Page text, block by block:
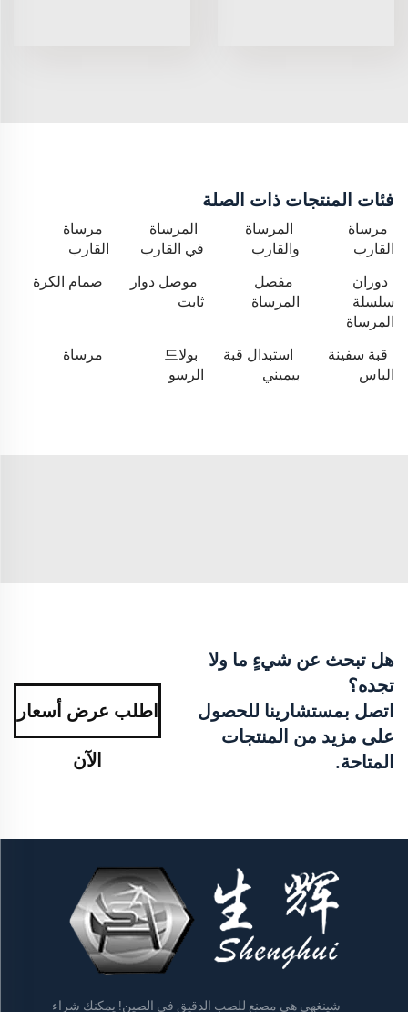
فئات المنتجات ذات الصلة
مرساة
القارب
المرساة
والقارب
المرساة
في القارب
مرساة
القارب
دوران
سلسلة
المرساة
مفصل
المرساة
موصل دوار
ثابت
صمام الكرة
قبة سفينة
الباس
استبدال قبة
بيميني
بولا드
الرسو
مرساة
هل تبحث عن شيءٍ ما ولا
تجده؟
اتصل بمستشارينا للحصول
على مزيد من المنتجات
المتاحة.
اطلب عرض أسعار
الآن
شينغهي هي مصنع للصب الدقيق في الصين! يمكنك شراء